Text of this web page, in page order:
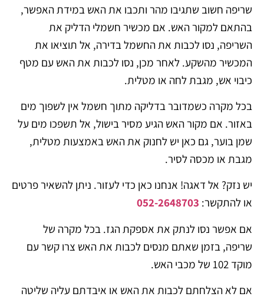
שריפה חשוב שתגיבו מהר ותכבו את האש במידת האפשר,
בהתאם למקור האש. אם מכשיר חשמלי הדליק את
השריפה, נסו לכבות את החשמל בדירה, אל תוציאו את
המכשיר מהשקע. לאחר מכן, נסו לכבות את האש עם מטף
כיבוי אש, מגבת לחה או מטלית.
בכל מקרה כשמדובר בדליקה מתוך חשמל אין לשפוך מים
באזור. אם מקור האש הגיע מסיר בישול, אל תשפכו מים על
שמן בוער, גם כאן יש לחנוק את האש באמצעות מטלית,
מגבת או מכסה לסיר.
יש נזק? אל דאגה! אנחנו כאן כדי לעזור. ניתן להשאיר פרטים
או להתקשר: 052-2648703
אם אפשר נסו לנתק את אספקת הגז. בכל מקרה של
שריפה, בזמן שאתם מנסים לכבות את האש צרו קשר עם
מוקד 102 של מכבי האש.
אם לא הצלחתם לכבות את האש או איבדתם עליה שליטה